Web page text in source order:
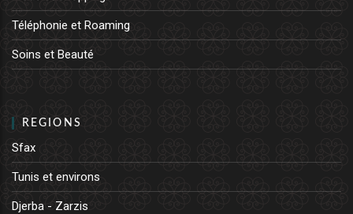
Téléphonie et Roaming
Soins et Beauté
REGIONS
Sfax
Tunis et environs
Djerba - Zarzis